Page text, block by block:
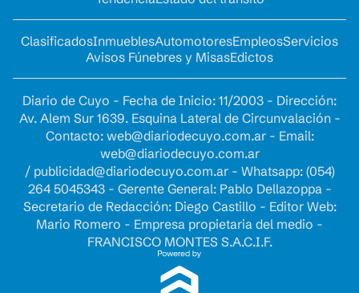
ClasificadosInmueblesAutomotoresEmpleosServicios
Avisos Fúnebres y MisasEdictos
Diario de Cuyo - Fecha de Inicio: 11/2003 - Dirección:
Av. Alem Sur 1639. Esquina Lateral de Circunvalación -
Contacto: web@diariodecuyo.com.ar- Email:
web@diariodecuyo.com.ar
/ publicidad@diariodecuyo.com.ar- Whatsapp: (054)
264 5045343 - Gerente General: Pablo Dellazoppa -
Secretario de Redacción: Diego Castillo - Editor Web:
Mario Romero - Empresa propietaria del medio -
FRANCISCO MONTES S.A.C.I.F.